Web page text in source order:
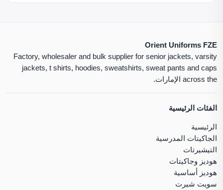
Orient Uniforms FZE
Factory, wholesaler and bulk supplier for senior jackets, varsity
jackets, t shirts, hoodies, sweatshirts, sweat pants and caps
across the الإمارات.
الفئات الرئيسية
الرئيسية
الجاكيتات المدرسية
التيشيرتات
هوديز وجاكيتات
هوديز أساسية
سويت شيرت